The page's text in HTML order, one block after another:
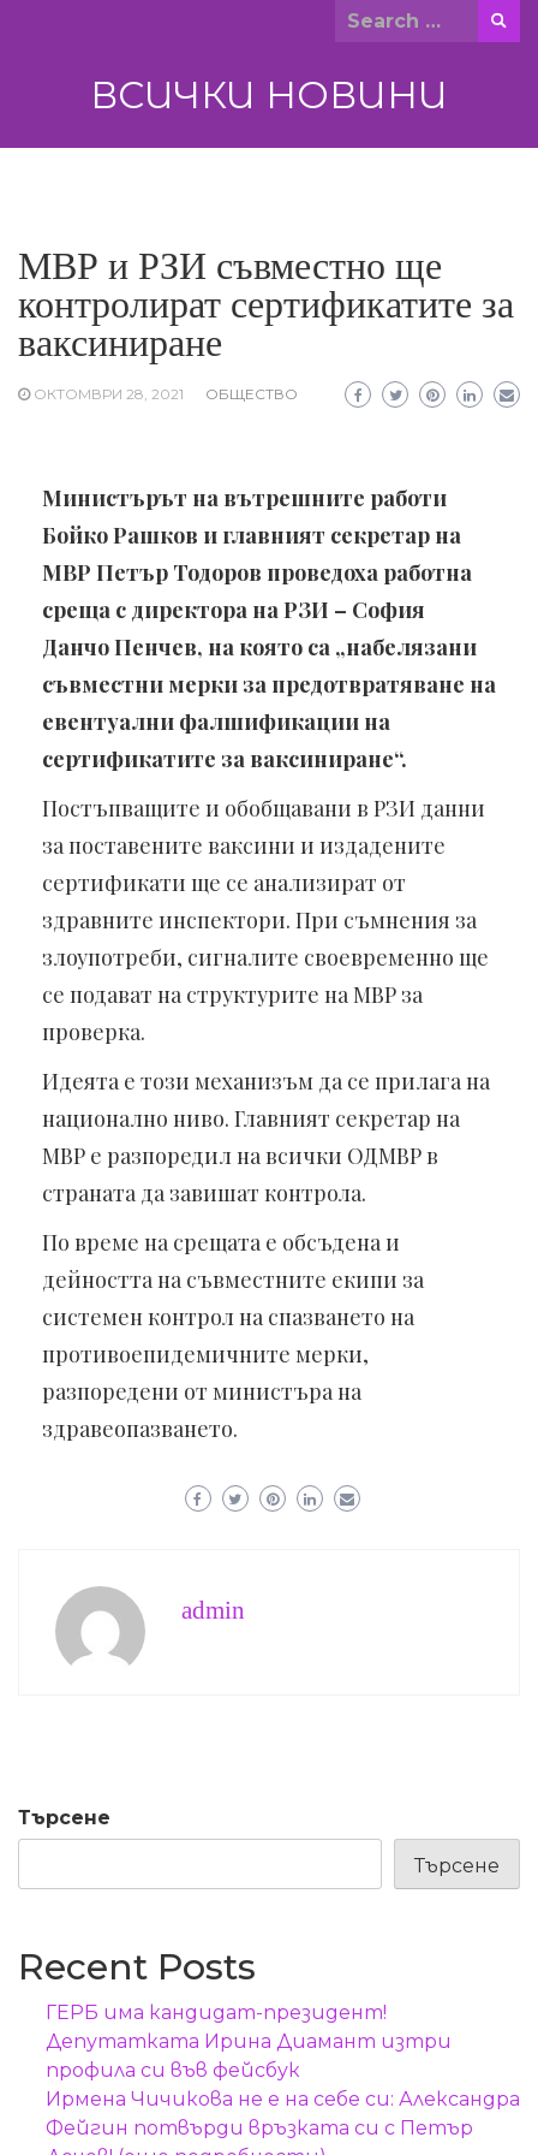
Search
ВСИЧКИ НОВИНИ
МВР и РЗИ съвместно ще
контролират сертификатите за
ваксиниране
ОКТОМВРИ 28, 2021 ОБЩЕСТВО
Министърът на вътрешните работи
Бойко Рашков и главният секретар на
МВР Петър Тодоров проведоха работна
среща с директора на РЗИ – София
Данчо Пенчев, на която са „набелязани
съвместни мерки за предотвратяване на
евентуални фалшификации на
сертификатите за ваксиниране“.
Постъпващите и обобщавани в РЗИ данни
за поставените ваксини и издадените
сертификати ще се анализират от
здравните инспектори. При съмнения за
злоупотреби, сигналите своевременно ще
се подават на структурите на МВР за
проверка.
Идеята е този механизъм да се прилага на
национално ниво. Главният секретар на
МВР е разпоредил на всички ОДМВР в
страната да завишат контрола.
По време на срещата е обсъдена и
дейността на съвместните екипи за
системен контрол на спазването на
противоепидемичните мерки,
разпоредени от министъра на
здравеопазването.
admin
Търсене
Търсене
Recent Posts
ГЕРБ има кандидат-президент!
Депутатката Ирина Диамант изтри
профила си във фейсбук
Ирмена Чичикова не е на себе си: Александра
Фейгин потвърди връзката си с Петър